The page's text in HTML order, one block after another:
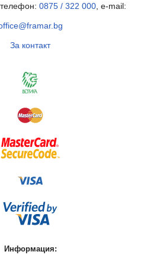
0875 / 322 000, e-mail:
За контакт
Информация: